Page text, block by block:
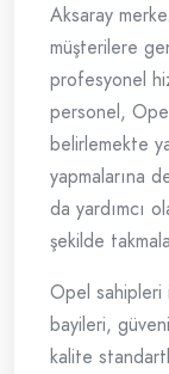
Aksaray
müşterilere
profesyonel
personel,
belirlemekte
yapmalarına
da yardımcı
şekilde
Opel sahipleri
bayileri,
kalite